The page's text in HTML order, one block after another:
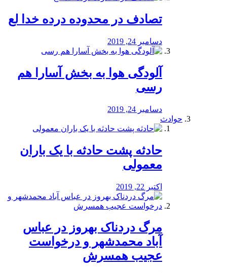
تصادف در محدوده درده خدا لع
دسامبر 24, 2019
آلودگی هوا به بخش آسارا هم
رسی
دسامبر 24, 2019
حوادث
️حادثه پشت حادثه با یک باران
معمولی
اکتبر 22, 2019
مرگ دردناک بهروز در عباس
آباد محمدشهر و درخواست
عجیب همسرش